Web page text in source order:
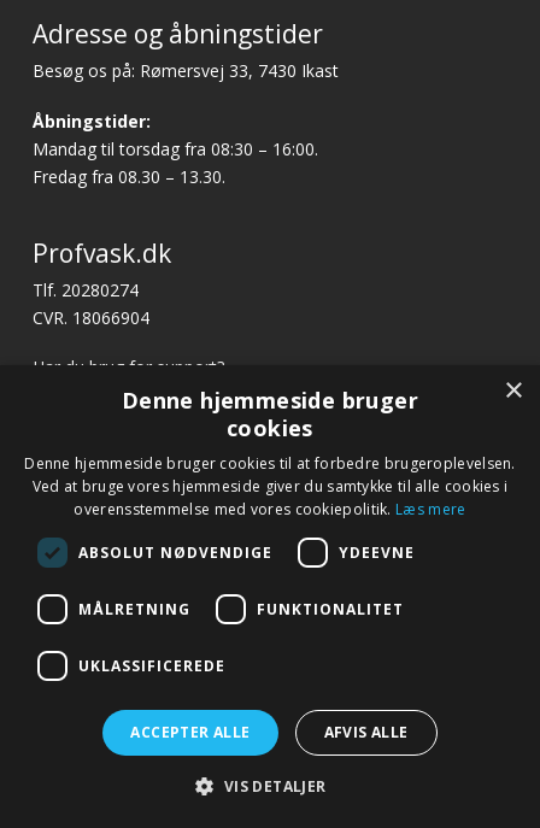
Adresse og åbningstider
Besøg os på: Rømersvej 33, 7430 Ikast
Åbningstider:
Mandag til torsdag fra 08:30 – 16:00.
Fredag fra 08.30 – 13.30.
Profvask.dk
Tlf. 20280274
CVR. 18066904
Har du brug for support?
profvask@kpa.dk
Hurtige links
Betingelser og garanti
Kontakt
Fagor.dk
© 2019 profvask.dk – Alle rettigheder forbeholdes – Google+
Bliv ringet op
Ring til os på tlf. 20 28 02 74 eller notér dit nummer
nedenfor, så kontakter vi dig.
Navn *
Telefon *
×
Denne hjemmeside bruger
cookies
Denne hjemmeside bruger cookies til at forbedre brugeroplevelsen.
Ved at bruge vores hjemmeside giver du samtykke til alle cookies i
overensstemmelse med vores cookiepolitik. Læs mere
ABSOLUT NØDVENDIGE YDEEVNE
MÅLRETNING FUNKTIONALITET
UKLASSIFICEREDE
ACCEPTER ALLE AFVIS ALLE
VIS DETALJER